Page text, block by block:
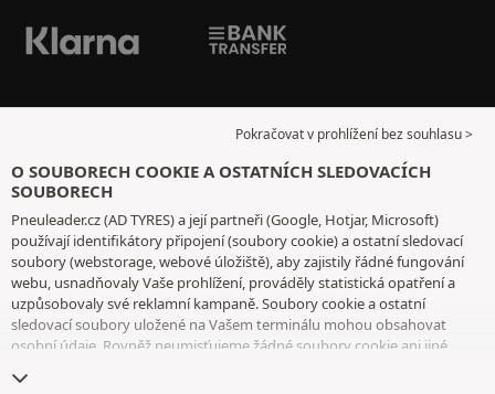
Pokračovat v prohlížení bez souhlasu >
O SOUBORECH COOKIE A OSTATNÍCH SLEDOVACÍCH
SOUBORECH
Pneuleader.cz (AD TYRES) a její partneři (Google, Hotjar, Microsoft)
používají identifikátory připojení (soubory cookie) a ostatní sledovací
soubory (webstorage, webové úložiště), aby zajistily řádné fungování
webu, usnadňovaly Vaše prohlížení, prováděly statistická opatření a
uzpůsobovaly své reklamní kampaně. Soubory cookie a ostatní
sledovací soubory uložené na Vašem terminálu mohou obsahovat
osobní údaje. Rovněž neumisťujeme žádné soubory cookie ani jiné
vyjma těch, které jsou nezbytné pro fungování webu. Vaši volbu